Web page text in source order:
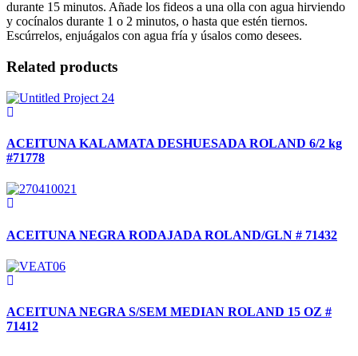
durante 15 minutos. Añade los fideos a una olla con agua hirviendo
y cocínalos durante 1 o 2 minutos, o hasta que estén tiernos.
Escúrrelos, enjuágalos con agua fría y úsalos como desees.
Related products
ACEITUNA KALAMATA DESHUESADA ROLAND 6/2 kg
#71778
ACEITUNA NEGRA RODAJADA ROLAND/GLN # 71432
ACEITUNA NEGRA S/SEM MEDIAN ROLAND 15 OZ #
71412